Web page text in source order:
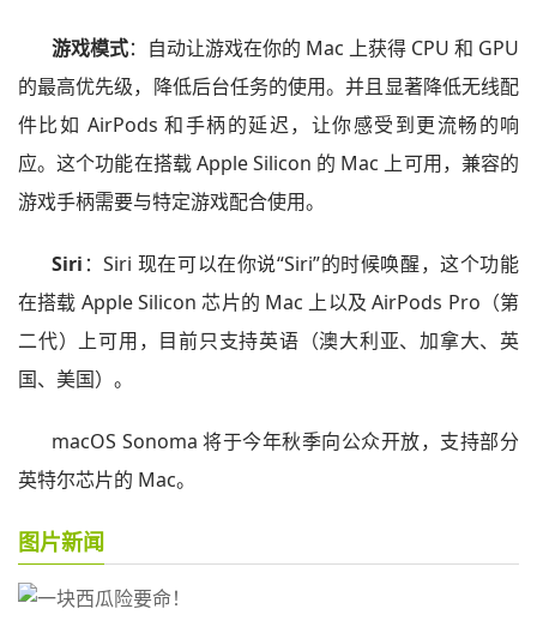
游戏模式：自动让游戏在你的 Mac 上获得 CPU 和 GPU
的最高优先级，降低后台任务的使用。并且显著降低无线配
件比如 AirPods 和手柄的延迟，让你感受到更流畅的响
应。这个功能在搭载 Apple Silicon 的 Mac 上可用，兼容的
游戏手柄需要与特定游戏配合使用。
Siri ：Siri 现在可以在你说“Siri”的时候唤醒，这个功能
在搭载 Apple Silicon 芯片的 Mac 上以及 AirPods Pro（第
二代）上可用，目前只支持英语（澳大利亚、加拿大、英
国、美国）。
macOS Sonoma 将于今年秋季向公众开放，支持部分
英特尔芯片的 Mac。
图片新闻